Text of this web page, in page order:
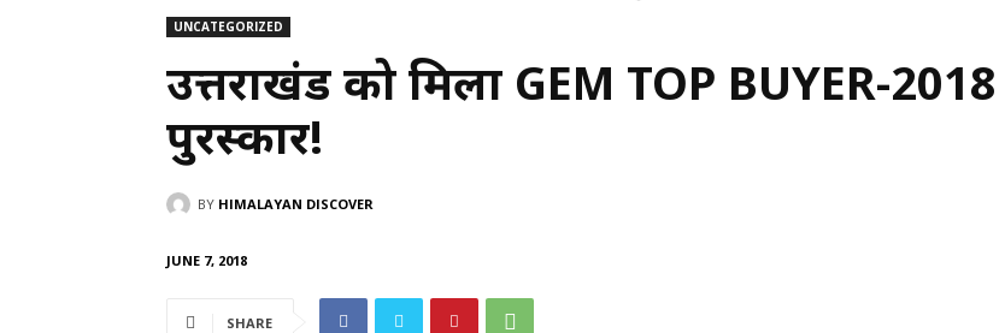
UNCATEGORIZED
उत्तराखंड को मिला GEM TOP BUYER-2018
पुरस्कार!
BY HIMALAYAN DISCOVER
JUNE 7, 2018
SHARE